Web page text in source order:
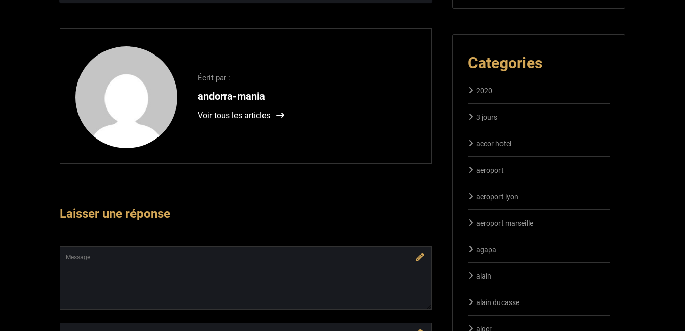
Écrit par :
andorra-mania
Voir tous les articles
Laisser une réponse
Categories
2020
3 jours
accor hotel
aeroport
aeroport lyon
aeroport marseille
agapa
alain
alain ducasse
alger